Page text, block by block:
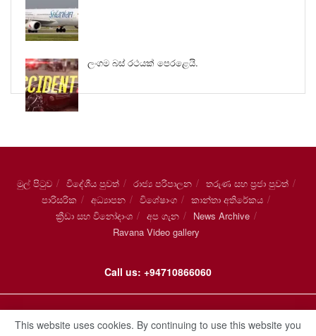
ලංගම බස් රථයක් පෙරළෙයි.
මුල් පිටුව විදේශීය පුවත් රාජ්‍ය පරිපාලන
තරුණ සහ ප්‍රජා පුවත්
පාරිසරික
අධ්‍යාපන විශේෂාංග
කාන්තා අතිරේකය
ක්‍රීඩා සහ විනෝදාංශ
අප ගැන
News Archive
Ravana Video gallery
Call us: +94710866060
© 2021 රාවණා ලංකා
This website uses cookies. By continuing to use this website you